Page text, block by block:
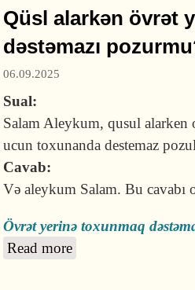
Qüsl alarkən övrət
dəstəmazı
06.09.2025
Sual:
Salam Aleykum, qusul alarken
ucun toxunanda destemaz
Cavab:
Və aleykum Salam. Bu cavabı
Övrət yerinə toxunmaq
Read more